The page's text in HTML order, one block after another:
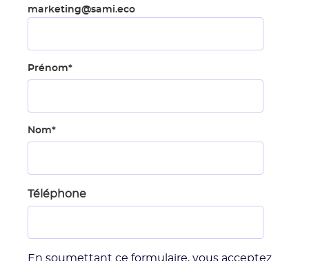
marketing@sami.eco
Prénom*
Nom*
Téléphone
En soumettant ce formulaire, vous acceptez